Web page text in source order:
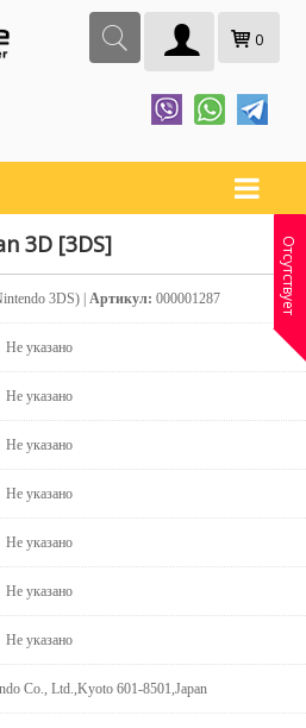
0
3D [3DS]
3DS) | Артикул: 000001287
Не указано
Не указано
Не указано
Не указано
Не указано
Не указано
Не указано
Co., Ltd.,Kyoto 601-8501,Japan
Отсутствует